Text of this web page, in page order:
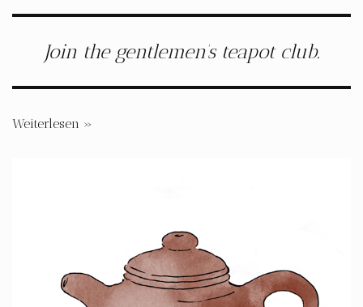
Join the gentlemen’s teapot club.
Weiterlesen »